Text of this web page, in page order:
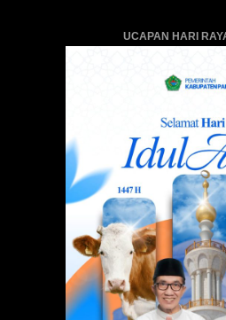
UCAPAN HARI